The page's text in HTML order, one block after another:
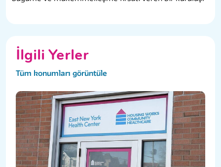
İlgili Yerler
Tüm konumları görüntüle